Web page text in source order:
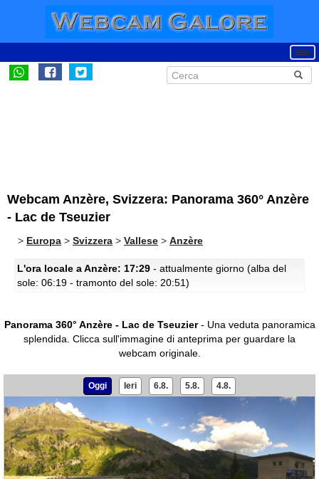
Webcam Anzère, Svizzera: Panorama 360° Anzère
- Lac de Tseuzier
> Europa > Svizzera > Vallese > Anzère
L'ora locale a Anzère: 17:29 - attualmente giorno (alba del
sole: 06:19 - tramonto del sole: 20:51)
Panorama 360° Anzère - Lac de Tseuzier- Una veduta panoramica
splendida. Clicca sull'immagine di anteprima per guardare la
webcam originale.
Oggi Ieri 6.8. 5.8. 4.8.